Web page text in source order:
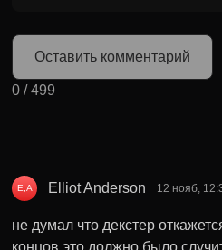
Оставить комментарий
0 /499
E,A Elliot Anderson 12 нояб,
не думал что декстер
концов это должно было